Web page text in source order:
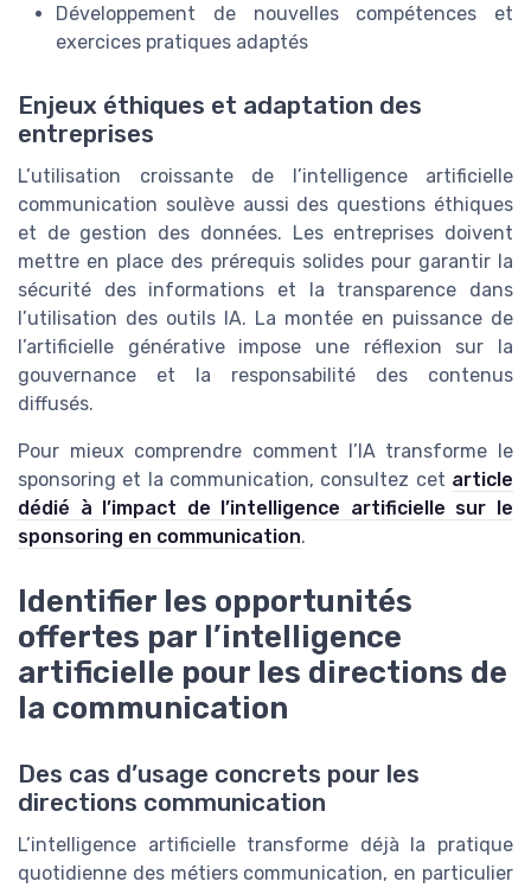
Développement de nouvelles compétences et
exercices pratiques adaptés
Enjeux éthiques et adaptation des
entreprises
L’utilisation croissante de l’intelligence artificielle
communication soulève aussi des questions éthiques
et de gestion des données. Les entreprises doivent
mettre en place des prérequis solides pour garantir la
sécurité des informations et la transparence dans
l’utilisation des outils IA. La montée en puissance de
l’artificielle générative impose une réflexion sur la
gouvernance et la responsabilité des contenus
diffusés.
Pour mieux comprendre comment l’IA transforme le
sponsoring et la communication, consultez cet article
dédié à l’impact de l’intelligence artificielle sur le
sponsoring en communication.
Identifier les opportunités
offertes par l’intelligence
artificielle pour les directions de
la communication
Des cas d’usage concrets pour les
directions communication
L’intelligence artificielle transforme déjà la pratique
quotidienne des métiers communication, en particulier